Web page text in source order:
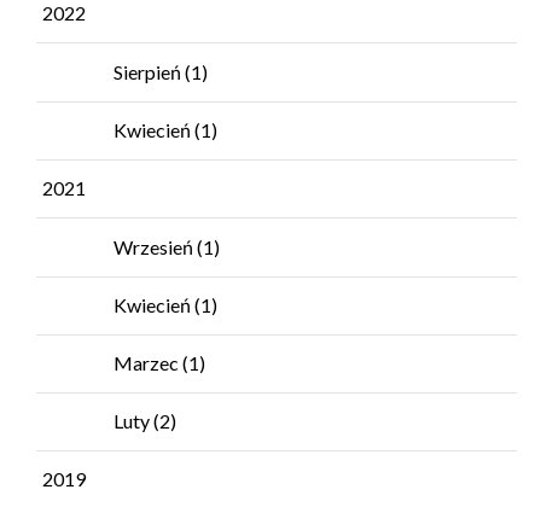
2022
Sierpień (1)
Kwiecień (1)
2021
Wrzesień (1)
Kwiecień (1)
Marzec (1)
Luty(2)
2019